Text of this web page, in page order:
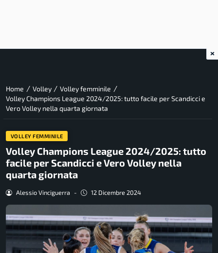
Home / Volley / Volley femminile /
Volley Champions League 2024/2025: tutto facile per Scandicci e
Vero Volley nella quarta giornata
VOLLEY FEMMINILE
Volley Champions League 2024/2025: tutto
facile per Scandicci e Vero Volley nella
quarta giornata
Alessio Vinciguerra - 12 Dicembre 2024
×